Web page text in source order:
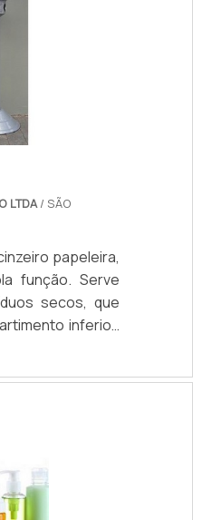
não é uma
LTDA/ SÃO
papeleira,
função. Serve
secos, que
inferior,
de cigarros,
superior. Os
maiores